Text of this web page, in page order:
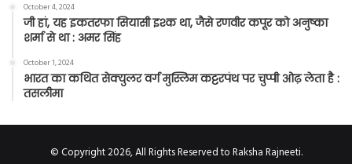
October 4, 2024
जी हां, यह इकतरफा सियासी इश्क था, जैसे रणवीर कपूर को अनुष्का
शर्मा से था : अमर सिंह
October 1, 2024
भारत का कथित सेक्युलर वर्ग मुस्लिम कट्टरपंथ पर चुप्पी ओढ़ लेता है :
तसलीमा
© Copyright 2026, All Rights Reserved to Raksha Rajneeti.